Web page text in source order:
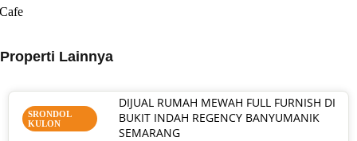
Cafe
Properti Lainnya
SRONDOL
KULON
DIJUAL RUMAH MEWAH FULL FURNISH DI
BUKIT INDAH REGENCY BANYUMANIK
SEMARANG